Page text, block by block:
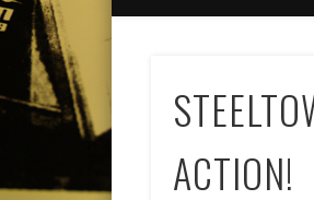
ACTION!